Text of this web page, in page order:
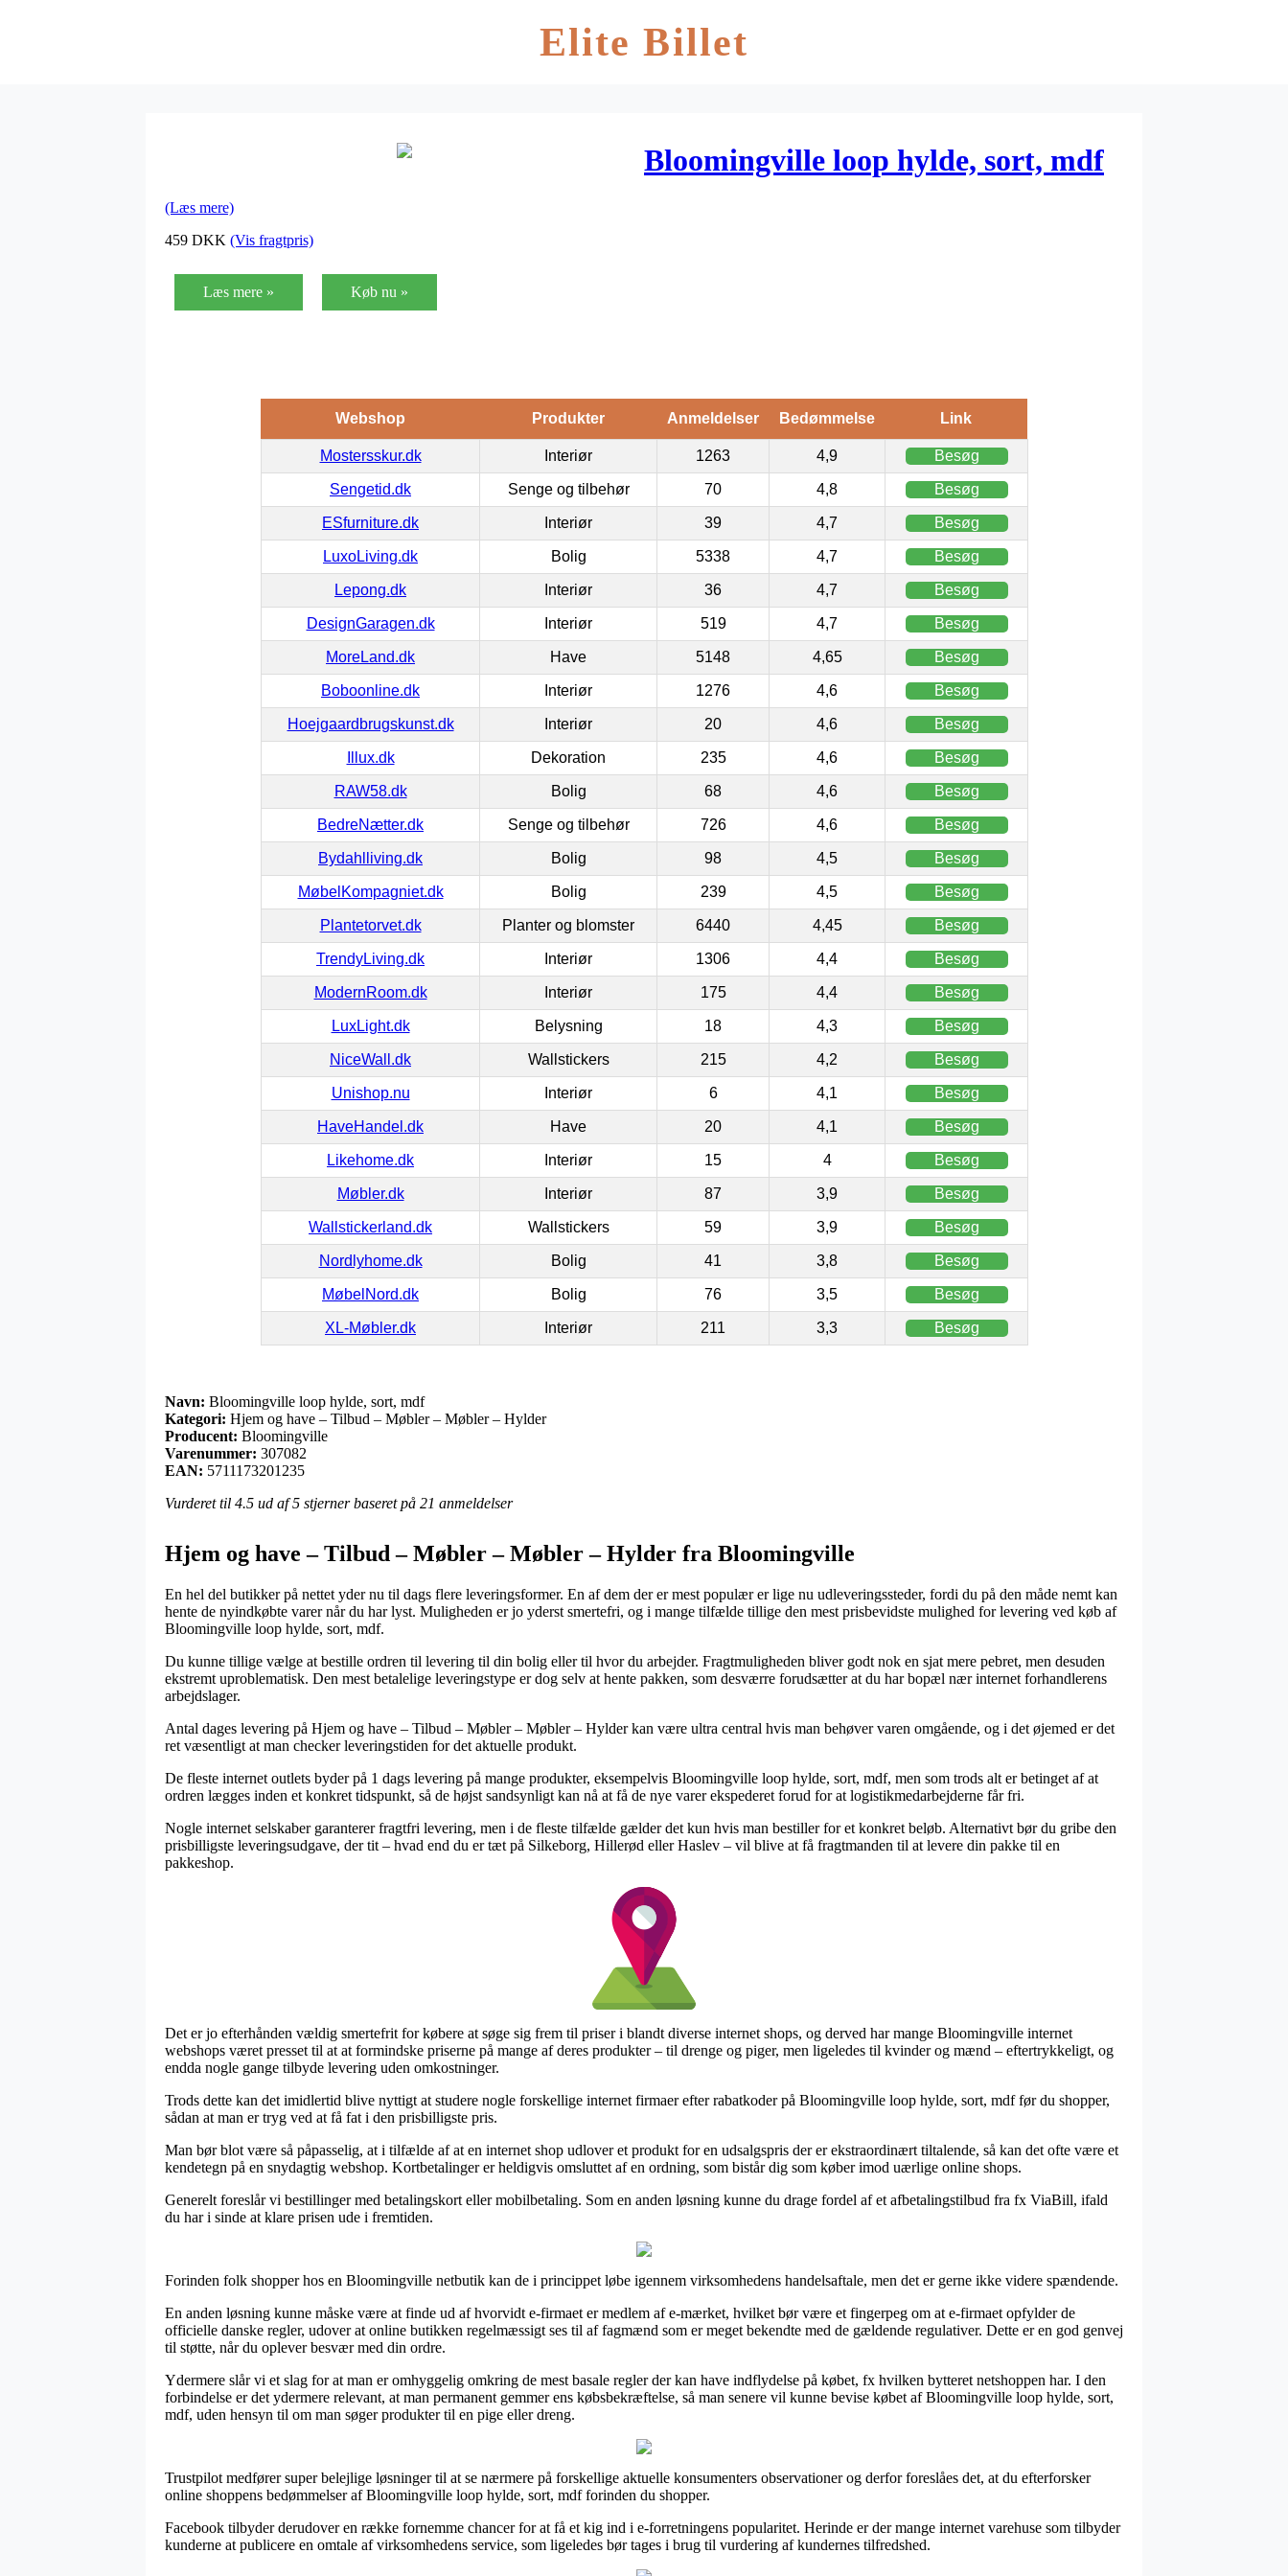
Elite Billet
Bloomingville loop hylde, sort, mdf
(Læs mere)
459 DKK (Vis fragtpris)
Læs mere » Køb nu »
Webshop Produkter Anmeldelser Bedømmelse Link
Mostersskur.dk Interiør 1263 4,9 Besøg
Sengetid.dk Senge og tilbehør 70 4,8 Besøg
ESfurniture.dk Interiør 39 4,7 Besøg
LuxoLiving.dk Bolig 5338 4,7 Besøg
Lepong.dk Interiør 36 4,7 Besøg
DesignGaragen.dk Interiør 519 4,7 Besøg
MoreLand.dk Have 5148 4,65 Besøg
Boboonline.dk Interiør 1276 4,6 Besøg
Hoejgaardbrugskunst.dk Interiør 20 4,6 Besøg
Illux.dk Dekoration 235 4,6 Besøg
RAW58.dk Bolig 68 4,6 Besøg
BedreNætter.dk Senge og tilbehør 726 4,6 Besøg
Bydahlliving.dk Bolig 98 4,5 Besøg
MøbelKompagniet.dk Bolig 239 4,5 Besøg
Plantetorvet.dk Planter og blomster 6440 4,45 Besøg
TrendyLiving.dk Interiør 1306 4,4 Besøg
ModernRoom.dk Interiør 175 4,4 Besøg
LuxLight.dk Belysning 18 4,3 Besøg
NiceWall.dk Wallstickers 215 4,2 Besøg
Unishop.nu Interiør 6 4,1 Besøg
HaveHandel.dk Have 20 4,1 Besøg
Likehome.dk Interiør 15 4 Besøg
Møbler.dk Interiør 87 3,9 Besøg
Wallstickerland.dk Wallstickers 59 3,9 Besøg
Nordlyhome.dk Bolig 41 3,8 Besøg
MøbelNord.dk Bolig 76 3,5 Besøg
XL-Møbler.dk Interiør 211 3,3 Besøg
Navn: Bloomingville loop hylde, sort, mdf
Kategori: Hjem og have – Tilbud – Møbler – Møbler – Hylder
Producent: Bloomingville
Varenummer: 307082
EAN: 5711173201235
Vurderet til 4.5 ud af 5 stjerner baseret på 21 anmeldelser
Hjem og have – Tilbud – Møbler – Møbler – Hylder fra Bloomingville
En hel del butikker på nettet yder nu til dags flere leveringsformer. En af dem der er mest populær er lige nu udleveringssteder, fordi du på den måde nemt kan
hente de nyindkøbte varer når du har lyst. Muligheden er jo yderst smertefri, og i mange tilfælde tillige den mest prisbevidste mulighed for levering ved køb af
Bloomingville loop hylde, sort, mdf.
Du kunne tillige vælge at bestille ordren til levering til din bolig eller til hvor du arbejder. Fragtmuligheden bliver godt nok en sjat mere pebret, men desuden
ekstremt uproblematisk. Den mest betalelige leveringstype er dog selv at hente pakken, som desværre forudsætter at du har bopæl nær internet forhandlerens
arbejdslager.
Antal dages levering på Hjem og have – Tilbud – Møbler – Møbler – Hylder kan være ultra central hvis man behøver varen omgående, og i det øjemed er det
ret væsentligt at man checker leveringstiden for det aktuelle produkt.
De fleste internet outlets byder på 1 dags levering på mange produkter, eksempelvis Bloomingville loop hylde, sort, mdf, men som trods alt er betinget af at
ordren lægges inden et konkret tidspunkt, så de højst sandsynligt kan nå at få de nye varer ekspederet forud for at logistikmedarbejderne får fri.
Nogle internet selskaber garanterer fragtfri levering, men i de fleste tilfælde gælder det kun hvis man bestiller for et konkret beløb. Alternativt bør du gribe den
prisbilligste leveringsudgave, der tit – hvad end du er tæt på Silkeborg, Hillerød eller Haslev – vil blive at få fragtmanden til at levere din pakke til en
pakkeshop.
Det er jo efterhånden vældig smertefrit for købere at søge sig frem til priser i blandt diverse internet shops, og derved har mange Bloomingville internet
webshops været presset til at at formindske priserne på mange af deres produkter – til drenge og piger, men ligeledes til kvinder og mænd – eftertrykkeligt, og
endda nogle gange tilbyde levering uden omkostninger.
Trods dette kan det imidlertid blive nyttigt at studere nogle forskellige internet firmaer efter rabatkoder på Bloomingville loop hylde, sort, mdf før du shopper,
sådan at man er tryg ved at få fat i den prisbilligste pris.
Man bør blot være så påpasselig, at i tilfælde af at en internet shop udlover et produkt for en udsalgspris der er ekstraordinært tiltalende, så kan det ofte være et
kendetegn på en snydagtig webshop. Kortbetalinger er heldigvis omsluttet af en ordning, som bistår dig som køber imod uærlige online shops.
Generelt foreslår vi bestillinger med betalingskort eller mobilbetaling. Som en anden løsning kunne du drage fordel af et afbetalingstilbud fra fx ViaBill, ifald
du har i sinde at klare prisen ude i fremtiden.
Forinden folk shopper hos en Bloomingville netbutik kan de i princippet løbe igennem virksomhedens handelsaftale, men det er gerne ikke videre spændende.
En anden løsning kunne måske være at finde ud af hvorvidt e-firmaet er medlem af e-mærket, hvilket bør være et fingerpeg om at e-firmaet opfylder de
officielle danske regler, udover at online butikken regelmæssigt ses til af fagmænd som er meget bekendte med de gældende regulativer. Dette er en god genvej
til støtte, når du oplever besvær med din ordre.
Ydermere slår vi et slag for at man er omhyggelig omkring de mest basale regler der kan have indflydelse på købet, fx hvilken bytteret netshoppen har. I den
forbindelse er det ydermere relevant, at man permanent gemmer ens købsbekræftelse, så man senere vil kunne bevise købet af Bloomingville loop hylde, sort,
mdf, uden hensyn til om man søger produkter til en pige eller dreng.
Trustpilot medfører super belejlige løsninger til at se nærmere på forskellige aktuelle konsumenters observationer og derfor foreslåes det, at du efterforsker
online shoppens bedømmelser af Bloomingville loop hylde, sort, mdf forinden du shopper.
Facebook tilbyder derudover en række fornemme chancer for at få et kig ind i e-forretningens popularitet. Herinde er der mange internet varehuse som tilbyder
kunderne at publicere en omtale af virksomhedens service, som ligeledes bør tages i brug til vurdering af kundernes tilfredshed.